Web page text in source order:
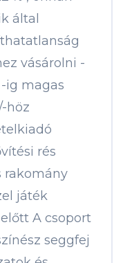
által
vásárolni -
ig magas
höz
rés
rakomány
játék
A csoport
seggfej